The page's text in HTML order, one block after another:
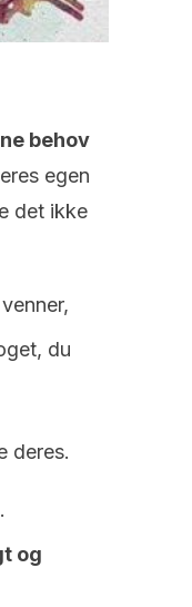
behov
egen
det ikke
du
deres.
og